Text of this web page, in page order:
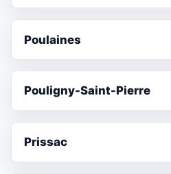
Poulaines
Pouligny-Saint-Pierre
Prissac